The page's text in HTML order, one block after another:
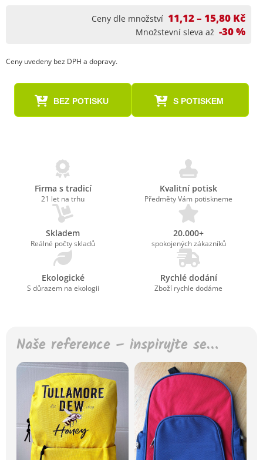
Ceny dle množství 11,12 – 15,80 Kč
Množstevní sleva až -30 %
Ceny uvedeny bez DPH a dopravy.
BEZ POTISKU S POTISKEM
Firma s tradicí
21 let na trhu
Kvalitní potisk
Předměty Vám potiskneme
Skladem
Reálné počty skladů
20.000+
spokojených zákazníků
Ekologické
S důrazem na ekologii
Rychlé dodání
Zboží rychle dodáme
Naše reference – inspirujte se…